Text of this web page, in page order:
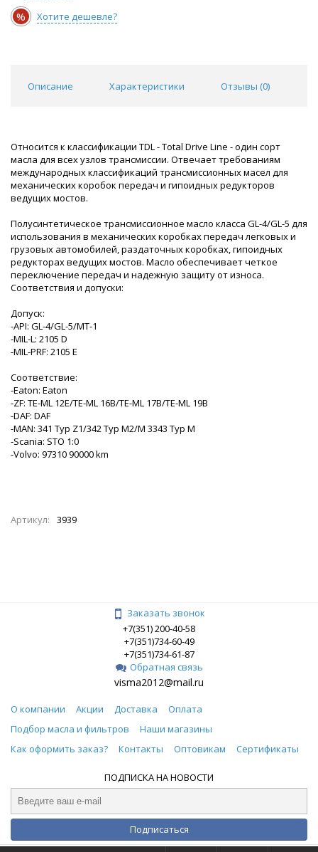
% Хотите дешевле?
Описание Характеристики Отзывы (0)
Относится к классификации TDL - Total Drive Line - один сорт
масла для всех узлов трансмиссии. Отвечает требованиям
международных классификаций трансмиссионных масел для
механических коробок передач и гипоидных редукторов
ведущих мостов.
Полусинтетическое трансмиссионное масло класса GL-4/GL-5 для
использования в механических коробках передач легковых и
грузовых автомобилей, раздаточных коробках, гипоидных
редукторах ведущих мостов. Масло обеспечивает четкое
переключение передач и надежную защиту от износа.
Соответствия и допуски:
Допуск:
-API: GL-4/GL-5/MT-1
-MIL-L: 2105 D
-MIL-PRF: 2105 E
Соответствие:
-Eaton: Eaton
-ZF: TE-ML 12E/TE-ML 16B/TE-ML 17B/TE-ML 19B
-DAF: DAF
-MAN: 341 Typ Z1/342 Typ M2/M 3343 Typ M
-Scania: STO 1:0
-Volvo: 97310 90000 km
Артикул: 3939
Заказать звонок
+7(351) 200-40-58
+7(351)734-60-49
+7(351)734-61-87
Обратная связь
visma2012@mail.ru
О компании Акции Доставка
Оплата
Подбор масла и фильтров
Наши магазины
Как оформить заказ?
Контакты Оптовикам Сертификаты
ПОДПИСКА НА НОВОСТИ
Подписаться